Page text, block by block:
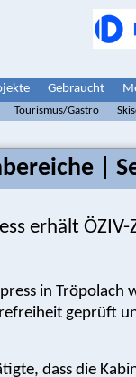
Gebraucht
Tourismus/Gastro
|
erhält
in Tröpolach
geprüft
dass die